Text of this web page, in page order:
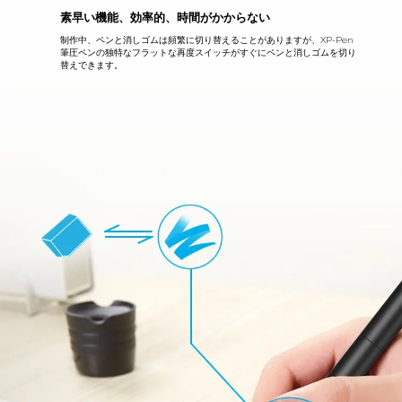
素早い機能、効率的、時間がかからない
制作中、ペンと消しゴムは頻繁に切り替えることがありますが、XP-Pen
筆圧ペンの独特なフラットな再度スイッチがすぐにペンと消しゴムを切り
替えできます。